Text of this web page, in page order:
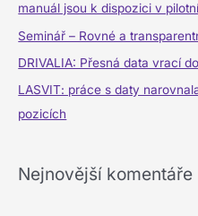
r
o
:
manuál jsou k dispozici v
Seminář – Rovné a
DRIVALIA: Přesná data vrací
LASVIT: práce s daty
pozicích
Nejnovější komentáře